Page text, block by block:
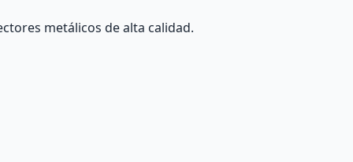
metálicos de alta calidad.